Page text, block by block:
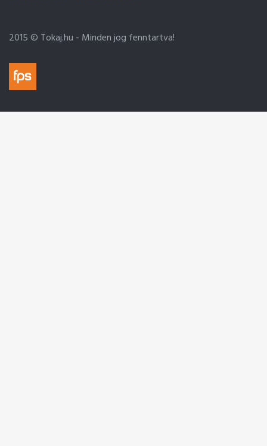
2015 © Tokaj.hu - Minden jog fenntartva!